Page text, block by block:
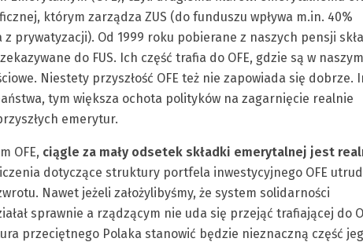
którym zarządza ZUS (do funduszu wpływa m.in. 40%
prywatyzacji). Od 1999 roku pobierane z naszych pensji
do FUS. Ich część trafia do OFE, gdzie są w
Niestety przyszłość OFE też nie zapowiada się dobrze.
tym większa ochota polityków na zagarnięcie realnie
emerytur.
OFE, ciągle za mały odsetek składki emerytalnej jest
dotyczące struktury portfela inwestycyjnego OFE
Nawet jeżeli założylibyśmy, że system solidarności
sprawnie a rządzącym nie uda się przejąć trafiającej do
przeciętnego Polaka stanowić będzie nieznaczną część